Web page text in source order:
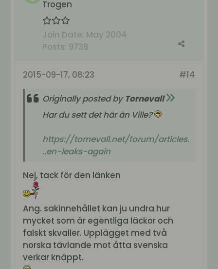
Trogen
Join Date: May 2004
Posts: 9738
#14
2015-09-17, 08:23
Originally posted by Tornevall
Har du sett det här än Ville?
https://tornevall.net/forum/articles.
..en-leaks-again
Nej, tack för den länken
Ang. sakinnehållet kan ju undra hur
mycket som är egentliga läckor och
falskt skvaller. Upplägget med två
norska tävlande mot åtta svenska
verkar knäppt.